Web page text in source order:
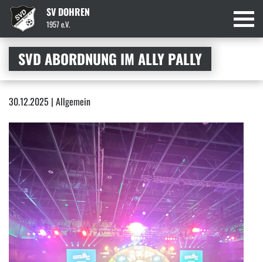
SV DOHREN
1957 e.V.
SVD ABORDNUNG IM ALLY PALLY
30.12.2025 | Allgemein